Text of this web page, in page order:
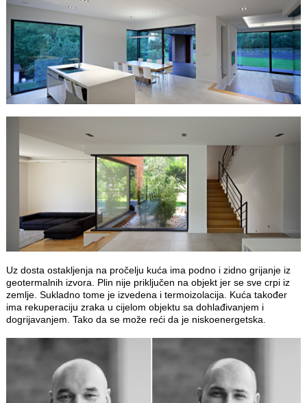
Uz dosta ostakljenja na pročelju kuća ima podno i zidno grijanje iz
geotermalnih izvora. Plin nije priključen na objekt jer se sve crpi iz
zemlje. Sukladno tome je izvedena i termoizolacija. Kuća također
ima rekuperaciju zraka u cijelom objektu sa dohlađivanjem i
dogrijavanjem. Tako da se može reći da je niskoenergetska.